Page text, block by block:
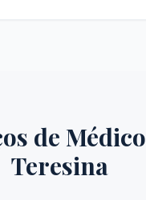
de Médico
Teresina